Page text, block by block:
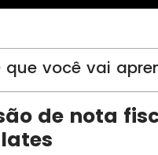
que você vai
de nota